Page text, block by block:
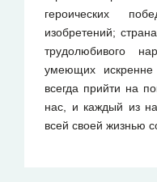
героических
изобретений;
трудолюбивого
умеющих
всегда прийти на
нас, и каждый из
всей своей жизнью